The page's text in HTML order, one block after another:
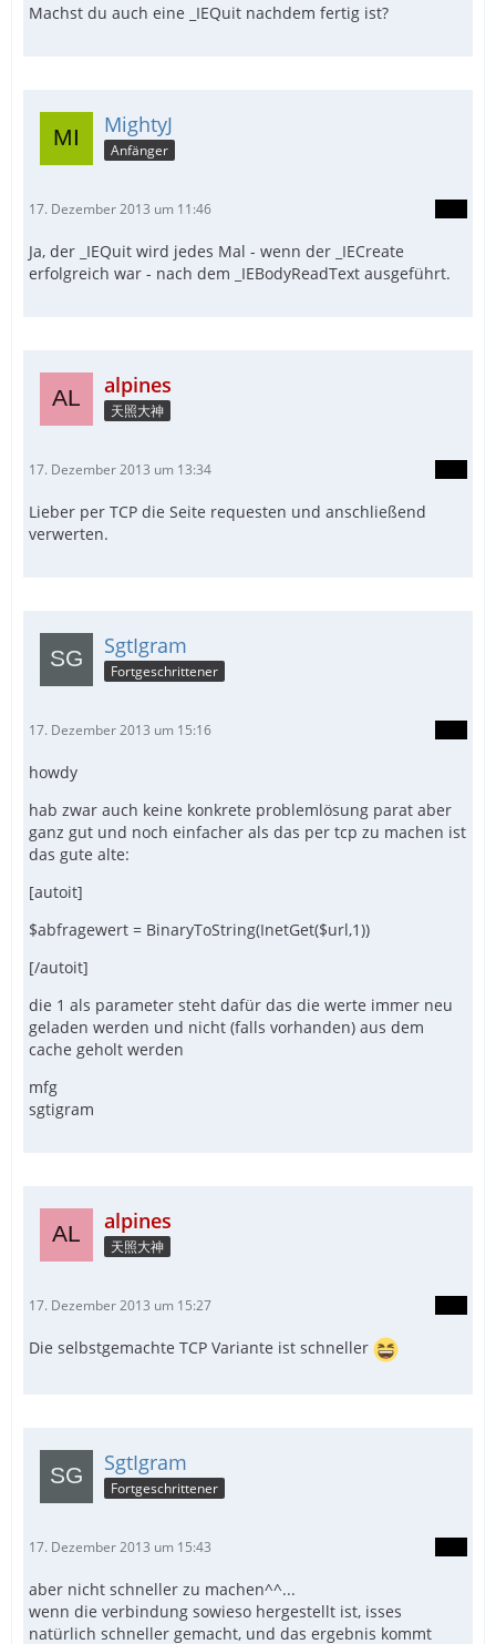
Machst du auch eine _IEQuit nachdem fertig ist?
MightyJ
Anfänger
17. Dezember 2013 um 11:46
Ja, der _IEQuit wird jedes Mal - wenn der _IECreate
erfolgreich war - nach dem _IEBodyReadText ausgeführt.
alpines
天照大神
17. Dezember 2013 um 13:34
Lieber per TCP die Seite requesten und anschließend
verwerten.
SgtIgram
Fortgeschrittener
17. Dezember 2013 um 15:16
howdy
hab zwar auch keine konkrete problemlösung parat aber
ganz gut und noch einfacher als das per tcp zu machen ist
das gute alte:
[autoit]
$abfragewert = BinaryToString(InetGet($url,1))
[/autoit]
die 1 als parameter steht dafür das die werte immer neu
geladen werden und nicht (falls vorhanden) aus dem
cache geholt werden
mfg
sgtigram
alpines
天照大神
17. Dezember 2013 um 15:27
Die selbstgemachte TCP Variante ist schneller
SgtIgram
Fortgeschrittener
17. Dezember 2013 um 15:43
aber nicht schneller zu machen^^...
wenn die verbindung sowieso hergestellt ist, isses
natürlich schneller gemacht, und das ergebnis kommt